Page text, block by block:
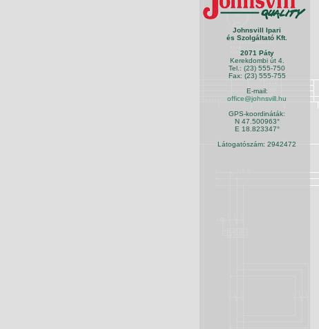
Johnsvill Ipari
és Szolgáltató Kft.
2071 Páty
Kerekdombi út 4.
Tel.: (23) 555-750
Fax: (23) 555-755
E-mail:
office@johnsvill.hu
GPS-koordináták:
N 47.500963°
E 18.823347°
Látogatószám: 2942472